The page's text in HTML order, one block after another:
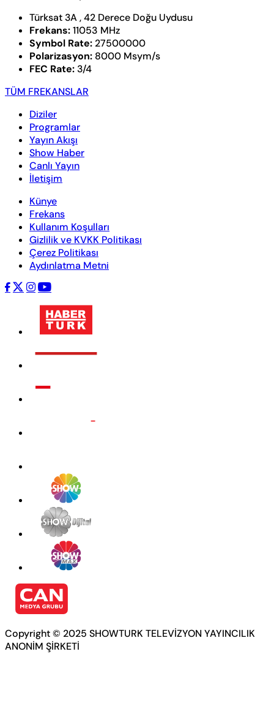
Türksat 3A , 42 Derece Doğu Uydusu
Frekans:11053 MHz
Symbol Rate: 27500000
Polarizasyon: 8000 Msym/s
FEC Rate: 3/4
TÜM FREKANSLAR
Diziler
Programlar
Yayın Akışı
Show Haber
Canlı Yayın
İletişim
Künye
Frekans
Kullanım Koşulları
Gizlilik ve KVKK Politikası
Çerez Politikası
Aydınlatma Metni
Copyright © 2025 SHOWTURK TELEVİZYON YAYINCILIK
ANONİM ŞİRKETİ